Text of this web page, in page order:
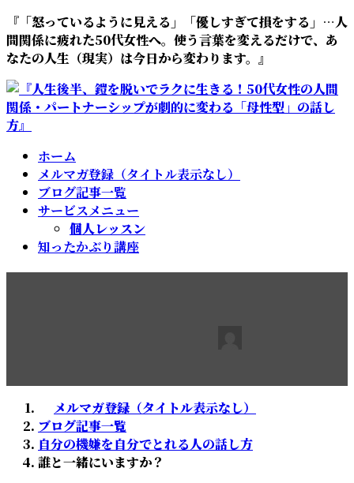
『「怒っているように見える」「優しすぎて損をする」…人
間関係に疲れた50代女性へ。使う言葉を変えるだけで、あ
なたの人生（現実）は今日から変わります。』
ホーム
メルマガ登録（タイトル表示なし）
ブログ記事一覧
サービスメニュー
個人レッスン
知ったかぶり講座
メルマガ登録（タイトル表示なし）
ブログ記事一覧
自分の機嫌を自分でとれる人の話し方
誰と一緒にいますか？